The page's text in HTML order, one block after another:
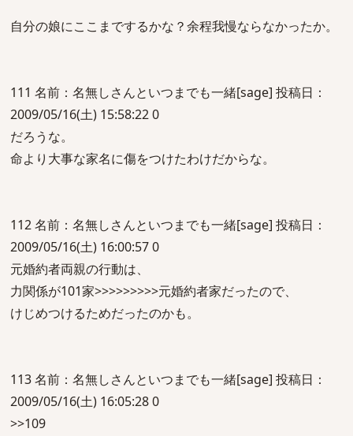
自分の娘にここまでするかな？余程我慢ならなかったか。
111 名前：名無しさんといつまでも一緒[sage] 投稿日：
2009/05/16(土) 15:58:22 0
だろうな。
命より大事な家名に傷をつけたわけだからな。
112 名前：名無しさんといつまでも一緒[sage] 投稿日：
2009/05/16(土) 16:00:57 0
元婚約者両親の行動は、
力関係が101家>>>>>>>>>元婚約者家だったので、
けじめつけるためだったのかも。
113 名前：名無しさんといつまでも一緒[sage] 投稿日：
2009/05/16(土) 16:05:28 0
>>109